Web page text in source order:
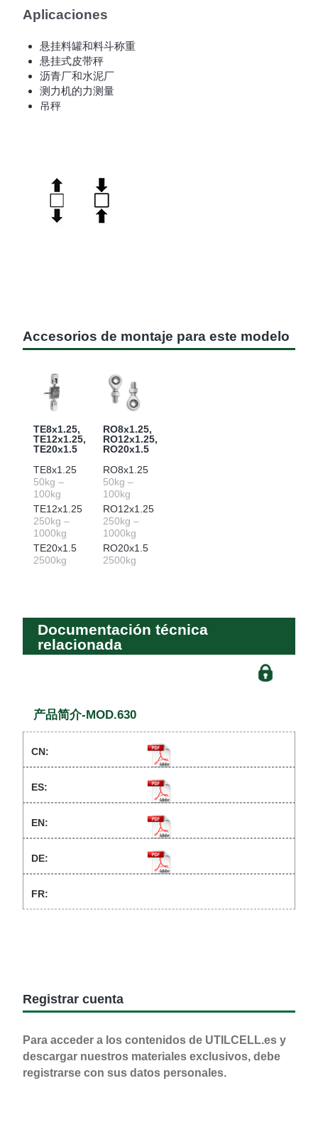
Aplicaciones
悬挂料罐和料斗称重
悬挂式皮带秤
沥青厂和水泥厂
测力机的力测量
吊秤
Accesorios de montaje para este modelo
TE8x1.25,
TE12x1.25,
TE20x1.5
TE8x1.25
50kg –
100kg
TE12x1.25
250kg –
1000kg
TE20x1.5
2500kg
RO8x1.25,
RO12x1.25,
RO20x1.5
RO8x1.25
50kg –
100kg
RO12x1.25
250kg –
1000kg
RO20x1.5
2500kg
Documentación técnica
relacionada
产品简介-MOD.630
Registrar cuenta
Para acceder a los contenidos de UTILCELL.es y
descargar nuestros materiales exclusivos, debe
registrarse con sus datos personales.